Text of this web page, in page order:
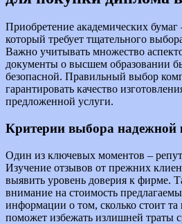
Приобретение академических бумаг
который требует тщательного
Важно учитывать множество
документы о высшем образовании
безопасной. Правильный выбор
гарантировать качество
предложенной услуги.
Критерии выбора надежной
Один из ключевых моментов –
Изучение отзывов от прежних
выявить уровень доверия к фирме.
внимание на стоимость
информации о том, сколько стоит та
поможет избежать излишней траты